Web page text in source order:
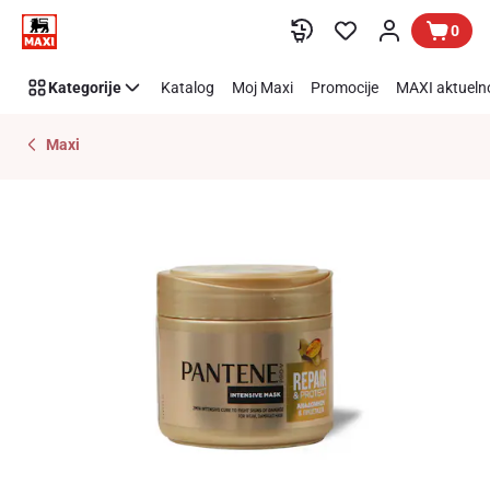
Preskoči link 0
Kategorije Katalog Moj Maxi Promocije MAXI
Maxi